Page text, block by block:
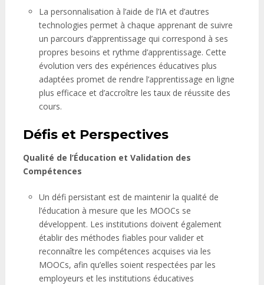
La personnalisation à l’aide de l’IA et d’autres
technologies permet à chaque apprenant de suivre
un parcours d’apprentissage qui correspond à ses
propres besoins et rythme d’apprentissage. Cette
évolution vers des expériences éducatives plus
adaptées promet de rendre l’apprentissage en ligne
plus efficace et d’accroître les taux de réussite des
cours.
Défis et Perspectives
Qualité de l’Éducation et Validation des
Compétences
Un défi persistant est de maintenir la qualité de
l’éducation à mesure que les MOOCs se
développent. Les institutions doivent également
établir des méthodes fiables pour valider et
reconnaître les compétences acquises via les
MOOCs, afin qu’elles soient respectées par les
employeurs et les institutions éducatives